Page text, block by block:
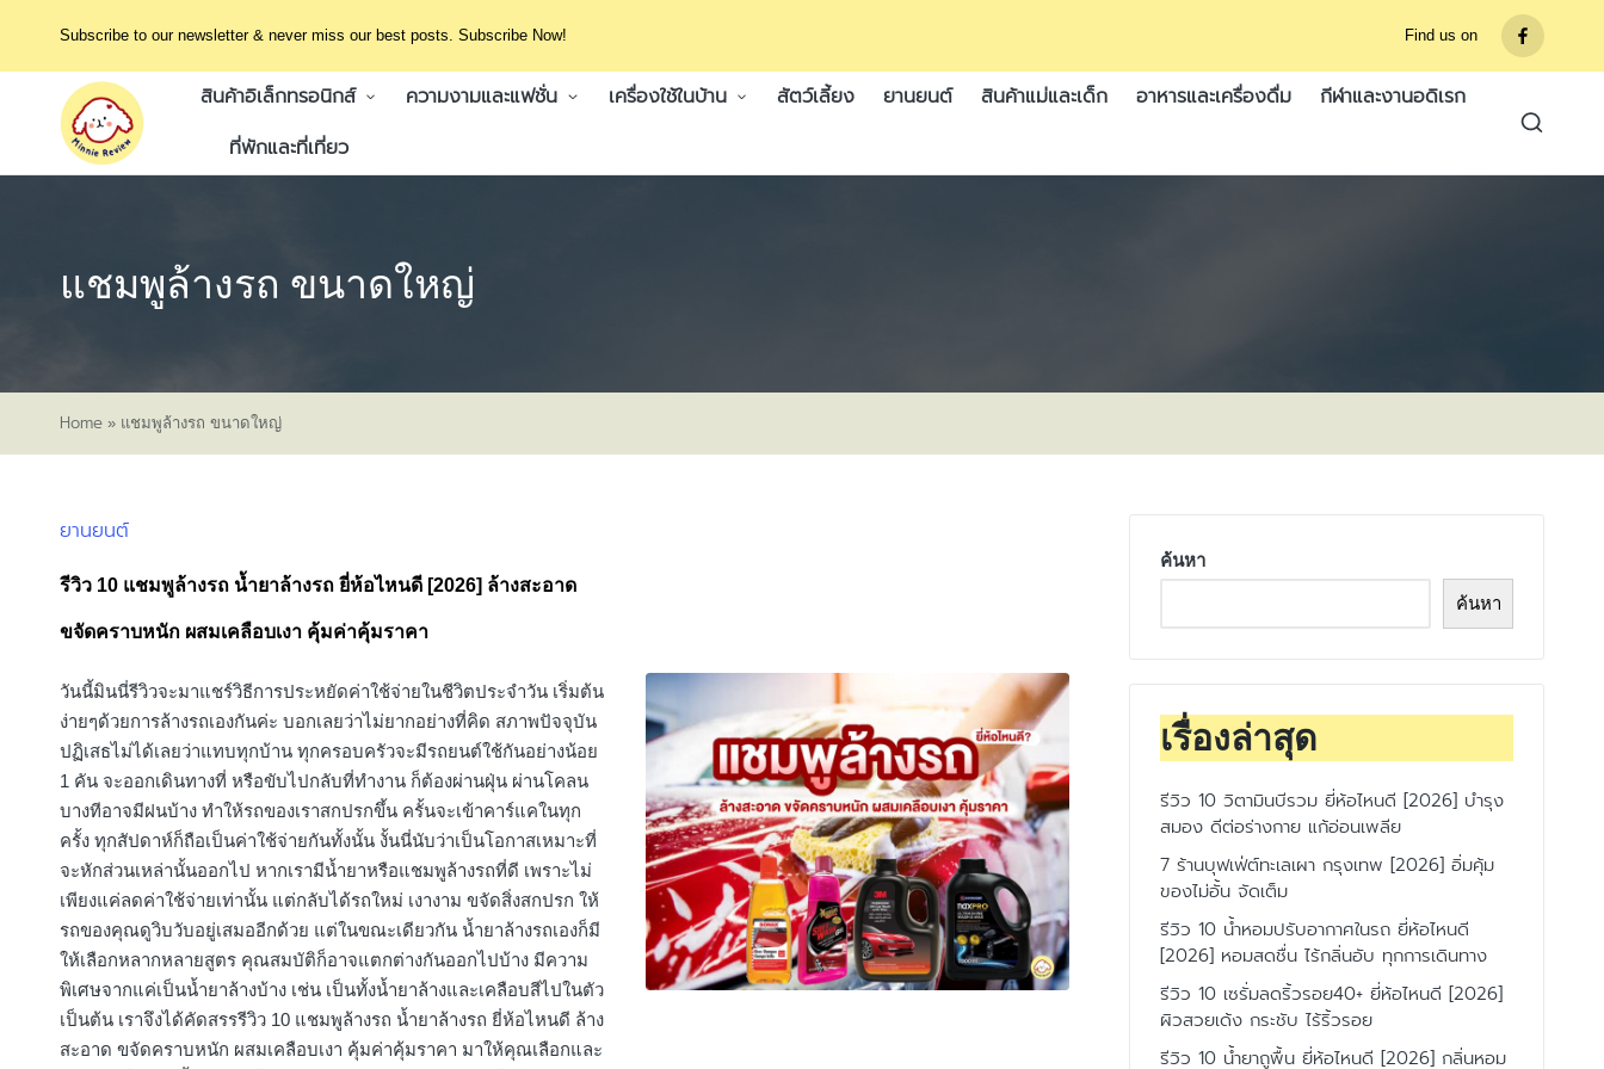
Subscribe to our newsletter & never miss our best posts. Subscribe Now! Find us on
รายการ
เมนู
สินค้าอิเล็กทรอนิกส์ ความงามและแฟชั่น เครื่องใช้ในบ้าน สัตว์เลี้ยง ยานยนต์ สินค้าแม่และเด็ก อาหารและเครื่องดื่ม
กีฬาและงานอดิเรก
ที่พักและที่เที่ยว
แชมพูล้างรถ ขนาดใหญ่
Home » แชมพูล้างรถ ขนาดใหญ่
Posted
ยานยนต์
รีวิว 10 แชมพูล้างรถ น้ำยาล้างรถ ยี่ห้อไหนดี [2026] ล้างสะอาด
ขจัดคราบหนัก ผสมเคลือบเงา คุ้มค่าคุ้มราคา
วันนี้มินนี่รีวิวจะมาแชร์วิธีการประหยัดค่าใช้จ่ายในชีวิตประจำวัน เริ่มต้น
ง่ายๆด้วยการล้างรถเองกันค่ะ บอกเลยว่าไม่ยากอย่างที่คิด สภาพปัจจุบัน
ปฏิเสธไม่ได้เลยว่าแทบทุกบ้าน ทุกครอบครัวจะมีรถยนต์ใช้กันอย่างน้อย
1 คัน จะออกเดินทางที่ หรือขับไปกลับที่ทำงาน ก็ต้องผ่านฝุ่น ผ่านโคลน
บางทีอาจมีฝนบ้าง ทำให้รถของเราสกปรกขึ้น ครั้นจะเข้าคาร์แคในทุก
ครั้ง ทุกสัปดาห์ก็ถือเป็นค่าใช้จ่ายกันทั้งนั้น งั้นนี่นับว่าเป็นโอกาสเหมาะที่
จะหักส่วนเหล่านั้นออกไป หากเรามีน้ำยาหรือแชมพูล้างรถที่ดี เพราะไม่
เพียงแค่ลดค่าใช้จ่ายเท่านั้น แต่กลับได้รถใหม่ เงางาม ขจัดสิ่งสกปรก ให้
รถของคุณดูวิบวับอยู่เสมออีกด้วย แต่ในขณะเดียวกัน น้ำยาล้างรถเองก็มี
ให้เลือกหลากหลายสูตร คุณสมบัติก็อาจแตกต่างกันออกไปบ้าง มีความ
พิเศษจากแค่เป็นน้ำยาล้างบ้าง เช่น เป็นทั้งน้ำยาล้างและเคลือบสีไปในตัว
เป็นต้น เราจึงได้คัดสรรรีวิว 10 แชมพูล้างรถ น้ำยาล้างรถ ยี่ห้อไหนดี ล้าง
สะอาด ขจัดคราบหนัก ผสมเคลือบเงา คุ้มค่าคุ้มราคา มาให้คุณเลือกและ
ค้นหา
ค้นหา
เรื่องล่าสุด
รีวิว 10 วิตามินบีรวม ยี่ห้อไหนดี [2026] บำรุง
สมอง ดีต่อร่างกาย แก้อ่อนเพลีย
7 ร้านบุฟเฟ่ต์ทะเลเผา กรุงเทพ [2026] อิ่มคุ้ม
ของไม่อั้น จัดเต็ม
รีวิว 10 น้ำหอมปรับอากาศในรถ ยี่ห้อไหนดี
[2026] หอมสดชื่น ไร้กลิ่นอับ ทุกการเดินทาง
รีวิว 10 เซรั่มลดริ้วรอย40+ ยี่ห้อไหนดี [2026]
ผิวสวยเด้ง กระชับ ไร้ริ้วรอย
รีวิว 10 น้ำยาถูพื้น ยี่ห้อไหนดี [2026] กลิ่นหอม